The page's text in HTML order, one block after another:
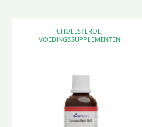
CHOLESTEROL
VOEDINGSSUPPLEMENTEN